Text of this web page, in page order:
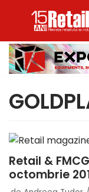
la
conținut
Retail &
octombrie